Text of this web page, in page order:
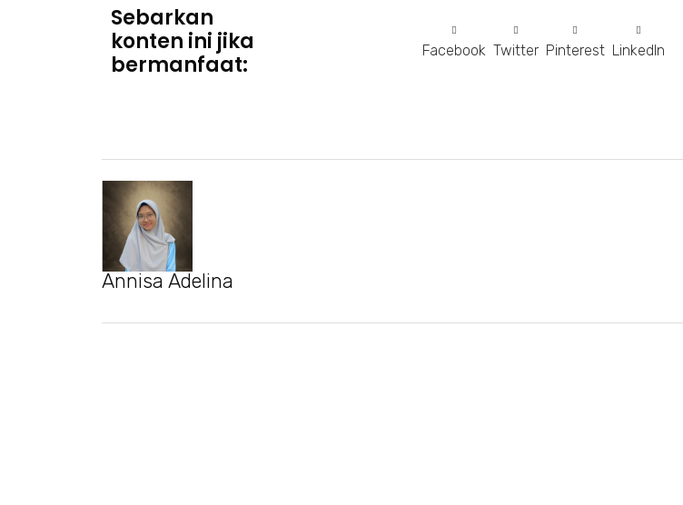
Sebarkan
konten ini jika
bermanfaat:
Facebook Twitter Pinterest LinkedIn
Annisa Adelina